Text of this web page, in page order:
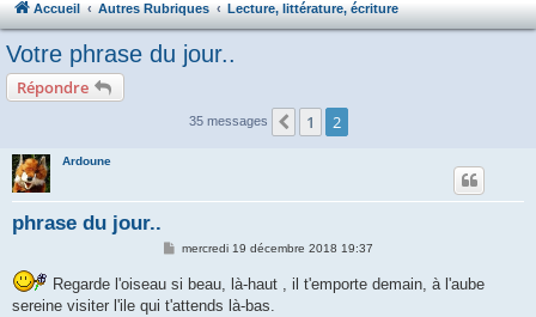
Accueil Autres Rubriques Lecture, littérature, écriture
Votre phrase du jour..
Répondre
35 messages Précédente
1 2
Ardoune
phrase du jour..
M
s
s
a
mercredi 19 décembre 2018 19:37
Regarde l'oiseau si beau, là-haut , il t'emporte demain, à l'aube
sereine visiter l'ile qui t'attends là-bas.